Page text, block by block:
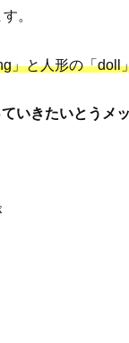
。
」と人形の「doll
いきたいとうメ